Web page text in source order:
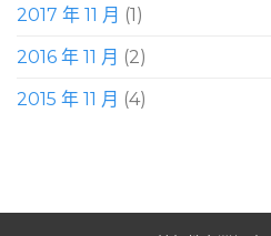
2017 年 11 月 (1)
2016 年 11 月 (2)
2015 年 11 月 (4)